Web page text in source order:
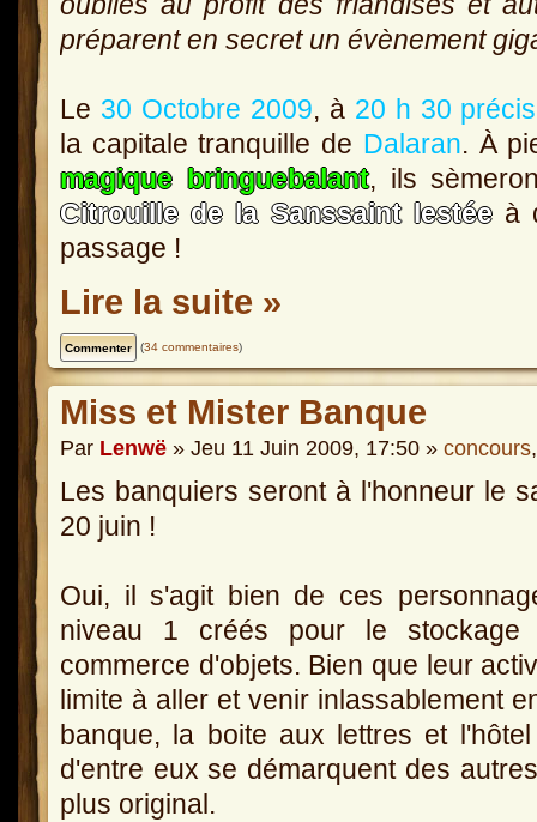
préparent en secret un évènement
Le 30 Octobre 2009, à 20 h 30
la capitale tranquille de Dalaran. À
magique bringuebalant, ils
Citrouille de la Sanssaint lestéeà
passage !
Lire la suite »
(34 commentaires)
Miss et Mister Banque
Par Lenwë » Jeu 11 Juin 2009, 17:50 » concours
Les banquiers seront à l'honneur le
20 juin !
Oui, il s'agit bien de ces
niveau 1 créés pour le
commerce d'objets. Bien que leur
limite à aller et venir inlassablement
banque, la boite aux lettres et
d'entre eux se démarquent des
plus original.